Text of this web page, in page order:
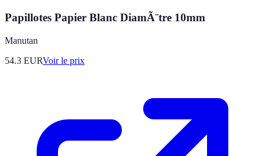
Papillotes Papier Blanc DiamÃ¨tre 10mm
Manutan
54.3 EURVoir le prix